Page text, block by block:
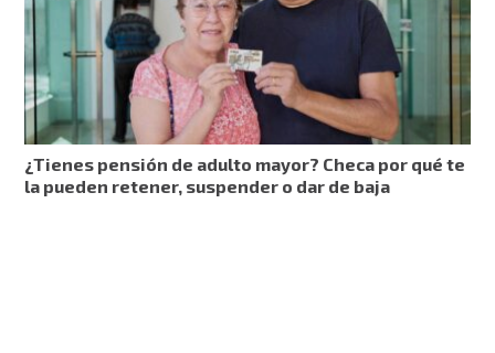
¿Tienes pensión de adulto mayor? Checa por qué te
la pueden retener, suspender o dar de baja